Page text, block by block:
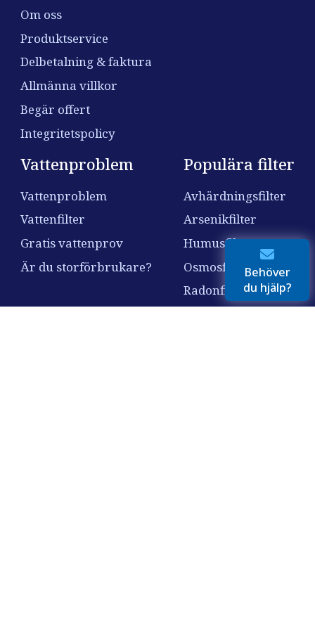
Om oss
Produktservice
Delbetalning & faktura
Allmänna villkor
Begär offert
Integritetspolicy
Vattenproblem
Vattenproblem
Vattenfilter
Gratis vattenprov
Är du storförbrukare?
Populära filter
Avhärdningsfilter
Arsenikfilter
Humusfilter
Osmosfilter
Radonfilter
Behöver
du hjälp?